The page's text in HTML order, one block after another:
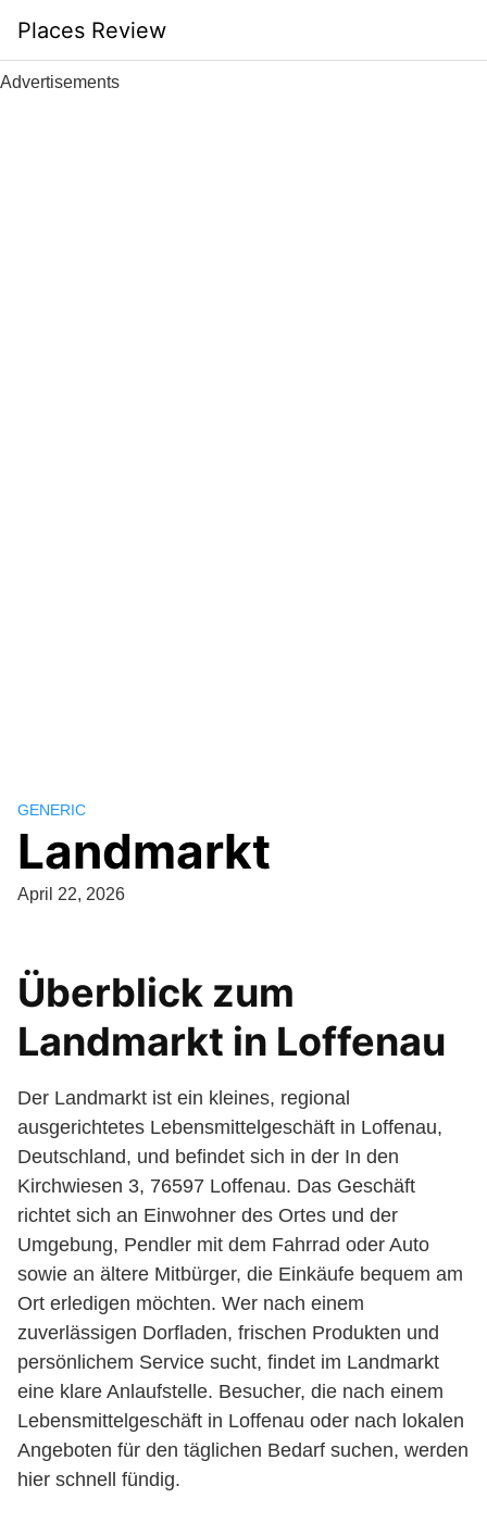
content
Places Review
Advertisements
GENERIC
Landmarkt
April 22, 2026
Überblick zum
Landmarkt in Loffenau
Der Landmarkt ist ein kleines, regional
ausgerichtetes Lebensmittelgeschäft in Loffenau,
Deutschland, und befindet sich in der In den
Kirchwiesen 3, 76597 Loffenau. Das Geschäft
richtet sich an Einwohner des Ortes und der
Umgebung, Pendler mit dem Fahrrad oder Auto
sowie an ältere Mitbürger, die Einkäufe bequem am
Ort erledigen möchten. Wer nach einem
zuverlässigen Dorfladen, frischen Produkten und
persönlichem Service sucht, findet im Landmarkt
eine klare Anlaufstelle. Besucher, die nach einem
Lebensmittelgeschäft in Loffenau oder nach lokalen
Angeboten für den täglichen Bedarf suchen, werden
hier schnell fündig.